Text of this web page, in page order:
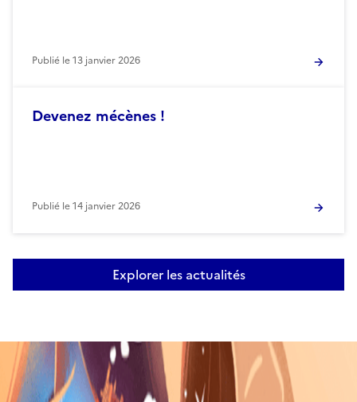
Publié le13 janvier 2026
Devenez mécènes !
Publié le14 janvier 2026
Explorer les actualités